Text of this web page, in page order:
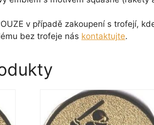
v případě zakoupení s trofejí,
bez trofeje nás kontaktujte.
produkt
má